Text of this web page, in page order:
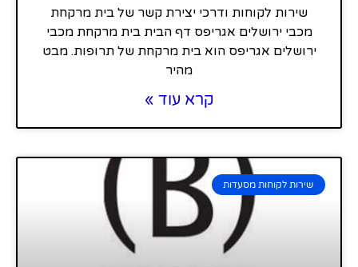
שירות לקוחות ודרכי יצירת קשר של בית מרקחת
מכבי ירושלים אגריפס דף הבית בית מרקחת מכבי
ירושלים אגריפס הוא בית מרקחת של תרופות. מבט
מהיר
קרא עוד »
שירות לקוחות מסעדות